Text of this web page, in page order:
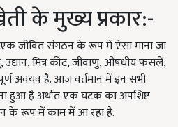
के मुख्य प्रकार:-
एक जीवित संगठन के रूप में ऐसा माना जा
मित्र कीट, जीवाणु, औषधीय फसलें,
अवयव है. आज वर्तमान में इन सभी
हुआ है अर्थात एक घटक का अपशिष्ट
के रूप में काम में आ रहा है.